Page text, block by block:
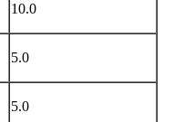
10.0
5.0
5.0